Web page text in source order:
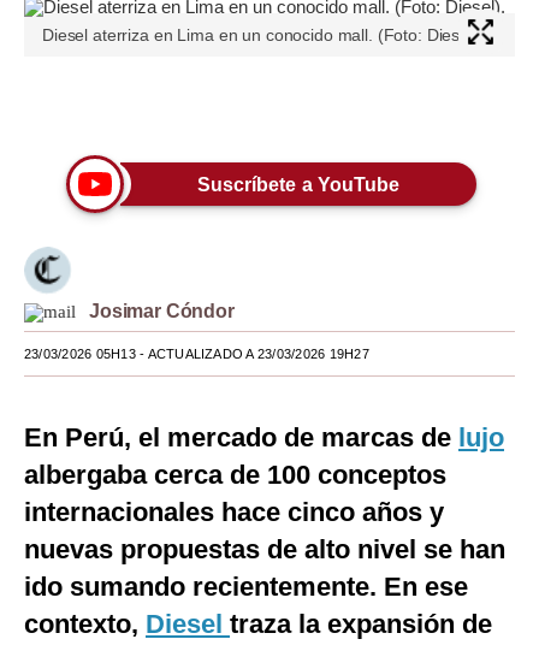
Lujo
Estilos
EEUU
México
España
Internacional
Tecnología
Club del Suscriptor
G de Gestión
Diesel aterriza en Lima en un conocido mall. (Foto: Diesel).
Suscríbete a YouTube
Josimar Cóndor
23/03/2026 05H13- ACTUALIZADO A 23/03/2026 19H27
En Perú, el mercado de marcas de lujo
albergaba cerca de 100 conceptos
internacionales hace cinco años y
nuevas propuestas de alto nivel se han
ido sumando recientemente. En ese
contexto, Diesel traza la expansión de